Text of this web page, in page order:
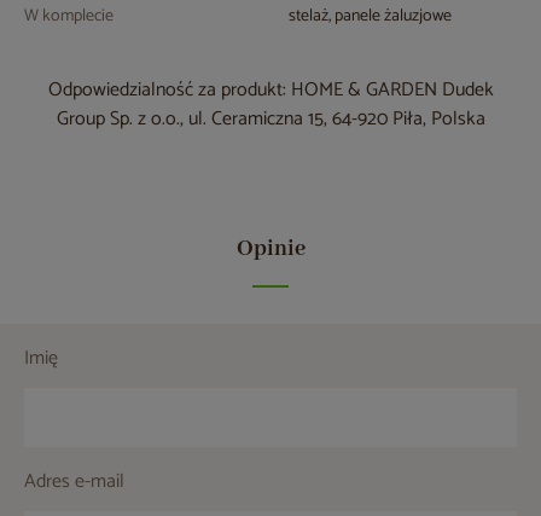
W komplecie stelaż, panele żaluzjowe
Odpowiedzialność za produkt: HOME & GARDEN Dudek
Group Sp. z o.o., ul. Ceramiczna 15, 64-920 Piła, Polska
Opinie
Imię
Adres e-mail